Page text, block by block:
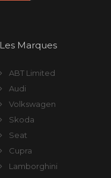
Les Marques
ABT Limited
Audi
Volkswagen
Skoda
Seat
Cupra
Lamborghini